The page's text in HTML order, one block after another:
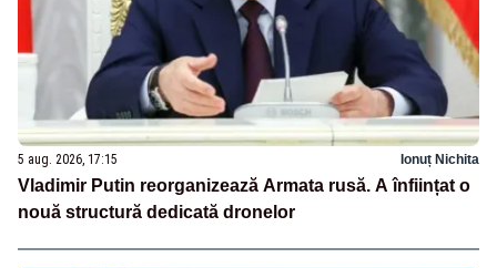
5 aug. 2026, 17:15 Ionuț Nichita
Vladimir Putin reorganizează Armata rusă. A înființat o
nouă structură dedicată dronelor